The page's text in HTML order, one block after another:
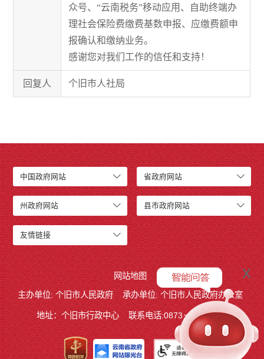
众号、“云南税务”移动应用、自助终端办
理社会保险费缴费基数申报、应缴费额申
报确认和缴纳业务。
感谢您对我们工作的信任和支持！
回复人 个旧市人社局
中国政府网站 省政府网站
州政府网站 县市政府网站
友情链接
网站地图
主办单位: 个旧市人民政府
承办单位: 个旧市人民政府办公室
地址：个旧市行政中心 联系电话:0873－2123215
x